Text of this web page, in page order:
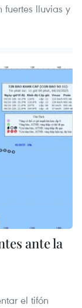
fuertes lluvias y
ante la
el tifón